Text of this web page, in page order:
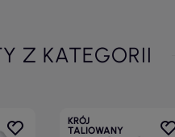
Z KATEGORII
KRÓJ
TALIOWANY